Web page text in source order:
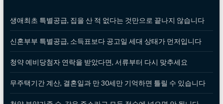
생애최초 특별공급, 집을 산 적 없다는 것만으로 끝나지 않습니다
신혼부부 특별공급, 소득표보다 공고일 세대 상태가 먼저입니다
청약 예비당첨자 연락을 받았다면, 서류부터 다시 맞추세요
무주택기간 계산, 결혼일과 만 30세만 기억하면 틀릴 수 있습니다